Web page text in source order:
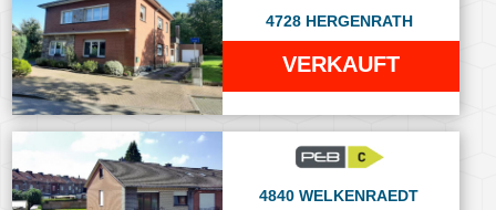
4728 HERGENRATH
VERKAUFT
4840 WELKENRAEDT